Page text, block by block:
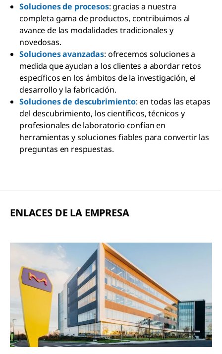
Soluciones de procesos: gracias a nuestra
completa gama de productos, contribuimos al
avance de las modalidades tradicionales y
novedosas.
Soluciones avanzadas: ofrecemos soluciones a
medida que ayudan a los clientes a abordar retos
específicos en los ámbitos de la investigación, el
desarrollo y la fabricación.
Soluciones de descubrimiento: en todas las etapas
del descubrimiento, los científicos, técnicos y
profesionales de laboratorio confían en
herramientas y soluciones fiables para convertir las
preguntas en respuestas.
ENLACES DE LA EMPRESA